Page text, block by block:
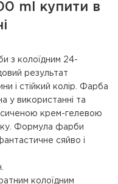
ml купити в
з колоїдним 24-
результат
і стійкий колір. Фарба
у використанні та
крем-гелевою
Формула фарби
сяйво і
колоїдним